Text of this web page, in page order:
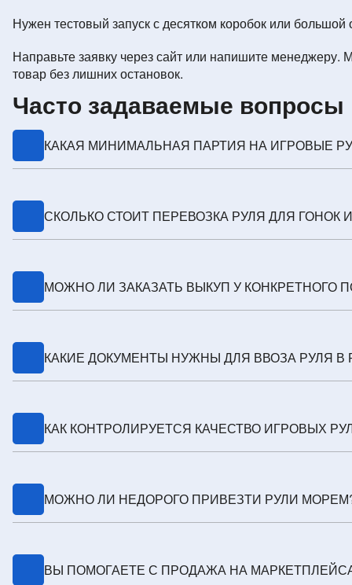
Нужен тестовый запуск с десятком коробок или
Направьте заявку через сайт или напишите менеджеру.
товар без лишних остановок.
Часто задаваемые вопросы
КАКАЯ МИНИМАЛЬНАЯ ПАРТИЯ НА ИГРОВЫЕ
СКОЛЬКО СТОИТ ПЕРЕВОЗКА РУЛЯ ДЛЯ ГОНОК
МОЖНО ЛИ ЗАКАЗАТЬ ВЫКУП У КОНКРЕТНОГО
КАКИЕ ДОКУМЕНТЫ НУЖНЫ ДЛЯ ВВОЗА РУЛЯ
КАК КОНТРОЛИРУЕТСЯ КАЧЕСТВО ИГРОВЫХ
МОЖНО ЛИ НЕДОРОГО ПРИВЕЗТИ РУЛИ
ВЫ ПОМОГАЕТЕ С ПРОДАЖА НА